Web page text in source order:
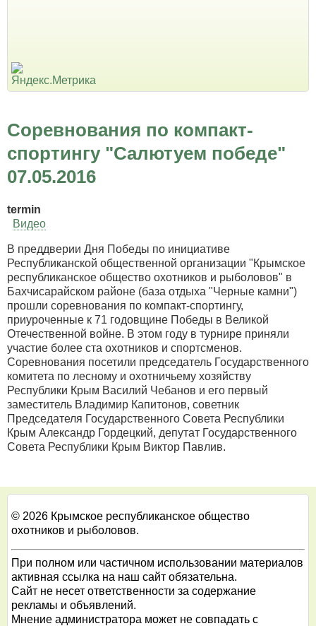
Соревнования по компакт-
спортингу "Салютуем победе"
07.05.2016
termin
Видео
В преддверии Дня Победы по инициативе
Республиканской общественной организации "Крымское
республиканское общество охотников и рыболовов" в
Бахчисарайском районе (база отдыха "Черные камни")
прошли соревнования по компакт-спортингу,
приуроченные к 71 годовщине Победы в Великой
Отечественной войне. В этом году в турнире приняли
участие более ста охотников и спортсменов.
Соревнования посетили председатель Государственного
комитета по лесному и охотничьему хозяйству
Республики Крым Василий Чебанов и его первый
заместитель Владимир Капитонов, советник
Председателя Государственного Совета Республики
Крым Александр Гордецкий, депутат Государственного
Совета Республики Крым Виктор Павлив.
© 2026 Крымское республиканское общество
охотников и рыболовов.
При полном или частичном использовании материалов
активная ссылка на наш сайт обязательна.
Сайт не несет ответственности за содержание
рекламы и объявлений.
Мнение администратора может не совпадать с